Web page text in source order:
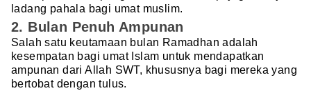
ladang pahala bagi umat muslim.
2. Bulan Penuh Ampunan
Salah satu keutamaan bulan Ramadhan adalah
kesempatan bagi umat Islam untuk mendapatkan
ampunan dari Allah SWT, khususnya bagi mereka yang
bertobat dengan tulus.